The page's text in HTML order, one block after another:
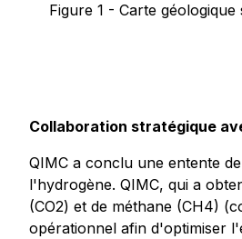
Figure 1 - Carte
Collaboration stratégique
QIMC a conclu une entente
l'hydrogène. QIMC, qui a
(CO2) et de méthane (CH4)
opérationnel afin d'optimiser